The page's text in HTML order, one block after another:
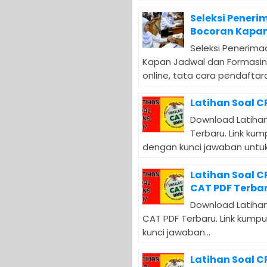
Seleksi
Bocoran
Seleksi
Kapan Jadwal dan
online, tata cara
Latihan Soal
Download
Terbaru. Link
dengan kunci jawaban
Latihan Soal
CAT PDF
Download
CAT PDF Terbaru. Link
kunci jawaban...
Latihan Soal